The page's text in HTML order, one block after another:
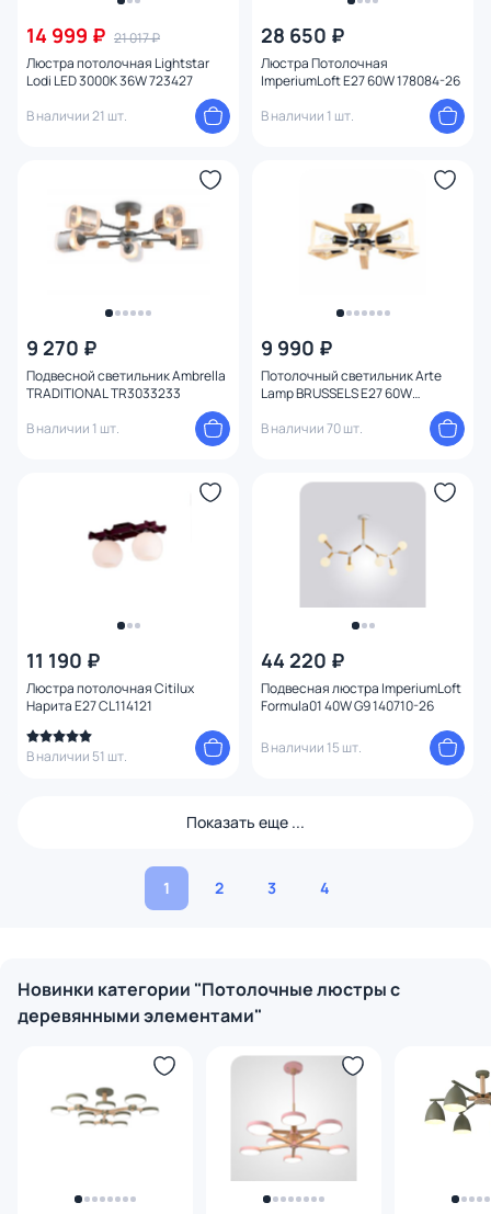
14 999 ₽ 21 017 ₽
Люстра потолочная Lightstar
Lodi LED 3000K 36W 723427
В наличии 21 шт.
28 650 ₽
Люстра Потолочная
ImperiumLoft E27 60W 178084-26
В наличии 1 шт.
9 270 ₽
Подвесной светильник Ambrella
TRADITIONAL TR3033233
В наличии 1 шт.
9 990 ₽
Потолочный светильник Arte
Lamp BRUSSELS E27 60W
В наличии 70 шт.
11 190 ₽
Люстра потолочная Citilux
Нарита E27 CL114121
В наличии 51 шт.
44 220 ₽
Подвесная люстра ImperiumLoft
Formula01 40W G9 140710-26
В наличии 15 шт.
Показать еще ...
1 2 3 4
Новинки категории "Потолочные люстры с
деревянными элементами"